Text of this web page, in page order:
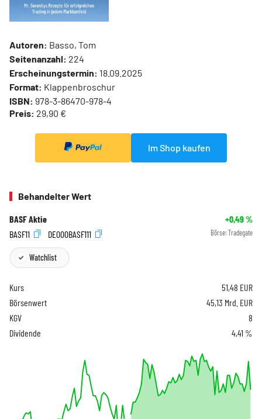
Autoren: Basso, Tom
Seitenanzahl: 224
Erscheinungstermin: 18.09.2025
Format: Klappenbroschur
ISBN: 978-3-86470-978-4
Preis: 29,90 €
Im Shop kaufen
Behandelter Wert
BASF Aktie +0,49%
BASF11
DE000BASF111 Börse: Tradegate
Watchlist
Kurs 51,48 EUR
Börsenwert
45,13 Mrd. EUR
KGV
8
Dividende
4,41 %